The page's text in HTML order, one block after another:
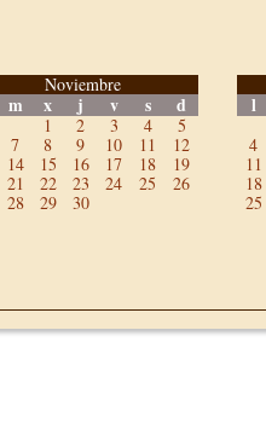
Noviembre
m x j v s d
1 2 3 4
5
7 8 9 10 11
12
14 15 16 17 18
19
21 22 23 24 25
26
28 29 30
l
4
11
18
25